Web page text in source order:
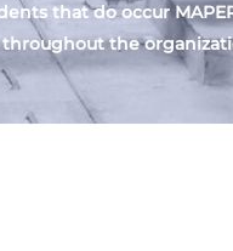
that do occur
the